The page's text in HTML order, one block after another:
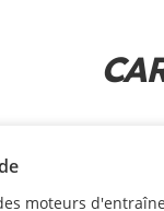
moteurs